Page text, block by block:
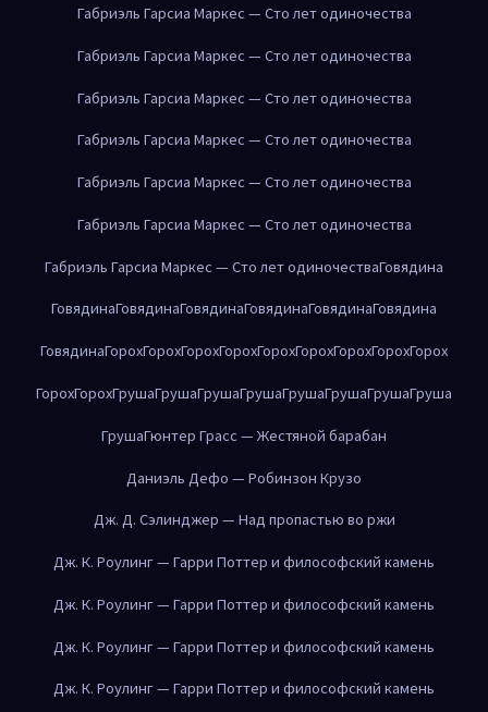
Габриэль Гарсиа Маркес — Сто лет одиночества
Габриэль Гарсиа Маркес — Сто лет одиночества
Габриэль Гарсиа Маркес — Сто лет одиночества
Габриэль Гарсиа Маркес — Сто лет одиночества
Габриэль Гарсиа Маркес — Сто лет одиночества
Габриэль Гарсиа Маркес — Сто лет одиночества
Габриэль Гарсиа Маркес — Сто лет одиночестваГовядина
ГовядинаГовядинаГовядинаГовядинаГовядинаГовядина
ГовядинаГорохГорохГорохГорохГорохГорохГорохГорохГорох
ГорохГорохГрушаГрушаГрушаГрушаГрушаГрушаГрушаГруша
ГрушаГюнтер Грасс — Жестяной барабан
Даниэль Дефо — Робинзон Крузо
Дж. Д. Сэлинджер — Над пропастью во ржи
Дж. К. Роулинг — Гарри Поттер и философский камень
Дж. К. Роулинг — Гарри Поттер и философский камень
Дж. К. Роулинг — Гарри Поттер и философский камень
Дж. К. Роулинг — Гарри Поттер и философский камень